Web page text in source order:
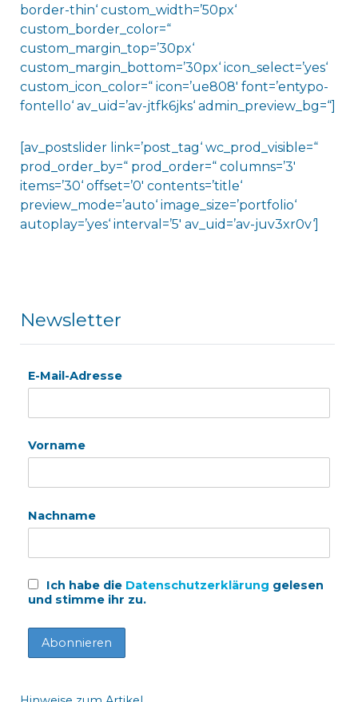
border-thin‘ custom_width=’50px‘
custom_border_color=“
custom_margin_top=’30px‘
custom_margin_bottom=’30px‘ icon_select=’yes‘
custom_icon_color=“ icon=’ue808′ font=’entypo-
fontello‘ av_uid=’av-jtfk6jks‘ admin_preview_bg=“]
[av_postslider link=’post_tag‘ wc_prod_visible=“
prod_order_by=“ prod_order=“ columns=’3′
items=’30‘ offset=’0′ contents=’title‘
preview_mode=’auto‘ image_size=’portfolio‘
autoplay=’yes‘ interval=’5′ av_uid=’av-juv3xr0v‘]
Newsletter
E-Mail-Adresse
Vorname
Nachname
Ich habe die Datenschutzerklärung gelesen
und stimme ihr zu.